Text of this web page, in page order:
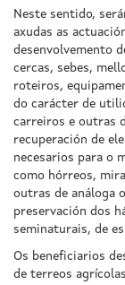
Neste sentido,
axudas as
desenvolvemento
cercas, sebes,
roteiros,
do carácter de
carreiros e outras
recuperación de
necesarios para o
como hórreos,
outras de análoga
preservación dos
seminaturais, de
Os beneficiarios
de terreos